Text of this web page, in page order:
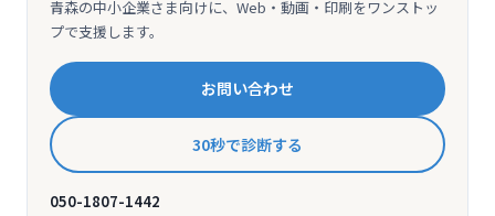
青森の中小企業さま向けに、Web・動画・印刷をワンストッ
プで支援します。
お問い合わせ
30秒で診断する
050-1807-1442